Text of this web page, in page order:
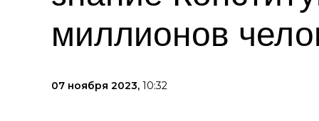
миллионов
07 ноября 2023, 10:32